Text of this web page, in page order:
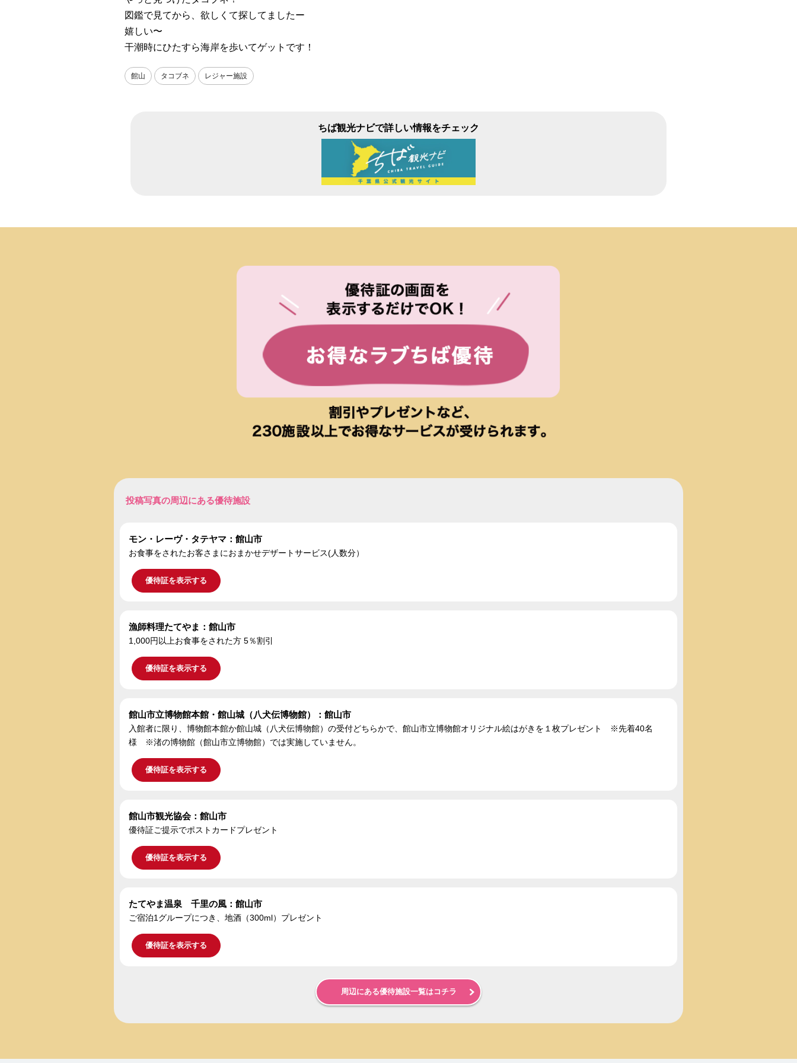
図鑑で見てから、欲しくて探してましたー
嬉しい〜
干潮時にひたすら海岸を歩いてゲットです！
館山 タコブネ レジャー施設
ちば観光ナビで詳しい情報をチェック
投稿写真の周辺にある優待施設
モン・レーヴ・タテヤマ：館山市
お食事をされたお客さまにおまかせデザートサービス(人数分）
優待証を表示する
漁師料理たてやま：館山市
1,000円以上お食事をされた方 5％割引
優待証を表示する
館山市立博物館本館・館山城（八犬伝博物館）：館山市
入館者に限り、博物館本館か館山城（八犬伝博物館）の受付どちらかで、館山市立博物館オリジナル絵はがきを１枚プレゼント ※先着40名
様 ※渚の博物館（館山市立博物館）では実施していません。
優待証を表示する
館山市観光協会：館山市
優待証ご提示でポストカードプレゼント
優待証を表示する
たてやま温泉 千里の風：館山市
ご宿泊1グループにつき、地酒（300ml）プレゼント
優待証を表示する
周辺にある優待施設一覧はコチラ